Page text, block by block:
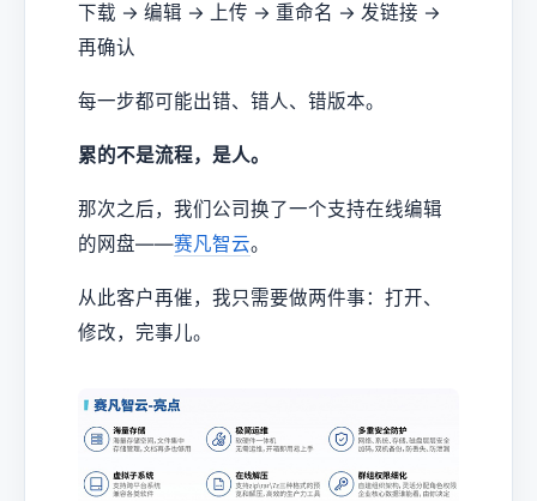
下载 → 编辑 → 上传 → 重命名 → 发链接 →
再确认
每一步都可能出错、错人、错版本。
累的不是流程，是人。
那次之后，我们公司换了一个支持在线编辑
的网盘——赛凡智云。
从此客户再催，我只需要做两件事：打开、
修改，完事儿。